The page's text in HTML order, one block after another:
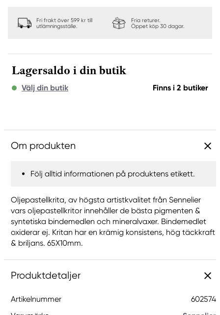
Fri frakt över 599 kr till
utlämningsställe.
Fria returer.
Öppet köp 30 dagar.
Lagersaldo i din butik
Välj din butik Finns i 2 butiker
Om produkten
Följ alltid informationen på produktens etikett.
Oljepastellkrita, av högsta artistkvalitet från Sennelier
vars oljepastellkritor innehåller de bästa pigmenten &
syntetiska bindemedlen och mineralvaxer. Bindemedlet
oxiderar ej. Kritan har en krämig konsistens, hög täckkraft
& briljans. 65X10mm.
Produktdetaljer
Artikelnummer
602574